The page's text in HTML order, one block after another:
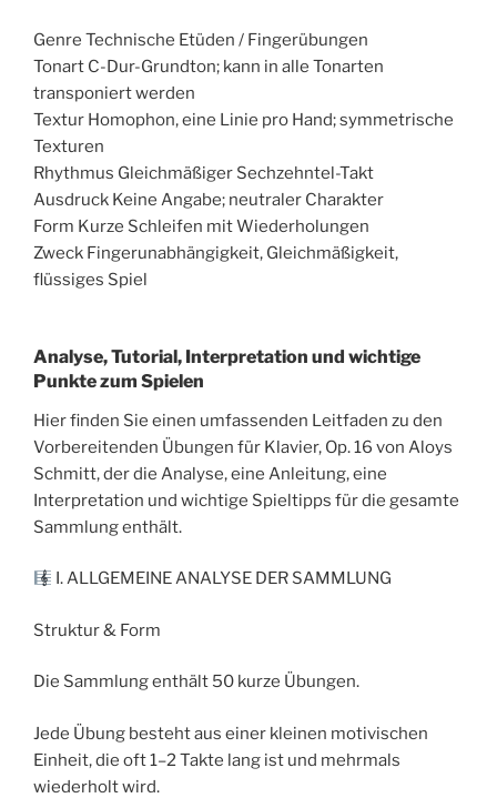
Genre Technische Etüden / Fingerübungen
Tonart C-Dur-Grundton; kann in alle Tonarten
transponiert werden
Textur Homophon, eine Linie pro Hand; symmetrische
Texturen
Rhythmus Gleichmäßiger Sechzehntel-Takt
Ausdruck Keine Angabe; neutraler Charakter
Form Kurze Schleifen mit Wiederholungen
Zweck Fingerunabhängigkeit, Gleichmäßigkeit,
flüssiges Spiel
Analyse, Tutorial, Interpretation und wichtige
Punkte zum Spielen
Hier finden Sie einen umfassenden Leitfaden zu den
Vorbereitenden Übungen für Klavier, Op. 16 von Aloys
Schmitt, der die Analyse, eine Anleitung, eine
Interpretation und wichtige Spieltipps für die gesamte
Sammlung enthält.
I. ALLGEMEINE ANALYSE DER SAMMLUNG
Struktur & Form
Die Sammlung enthält 50 kurze Übungen.
Jede Übung besteht aus einer kleinen motivischen
Einheit, die oft 1–2 Takte lang ist und mehrmals
wiederholt wird.